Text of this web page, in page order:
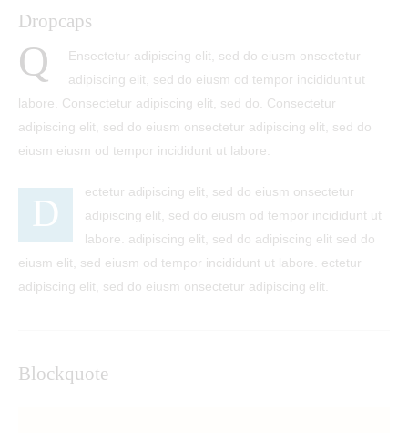
Dropcaps
Q
Ensectetur adipiscing elit, sed do eiusm onsectetur
adipiscing elit, sed do eiusm od tempor incididunt ut
labore. Consectetur adipiscing elit, sed do. Consectetur
adipiscing elit, sed do eiusm onsectetur adipiscing elit, sed do
eiusm eiusm od tempor incididunt ut labore.
D
ectetur adipiscing elit, sed do eiusm onsectetur
adipiscing elit, sed do eiusm od tempor incididunt ut
labore. adipiscing elit, sed do adipiscing elit sed do
eiusm elit, sed eiusm od tempor incididunt ut labore. ectetur
adipiscing elit, sed do eiusm onsectetur adipiscing elit.
Blockquote